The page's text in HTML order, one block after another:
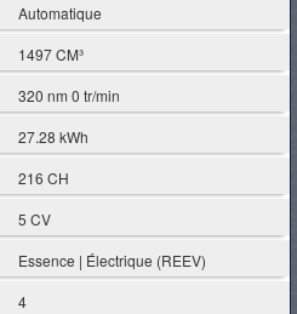
Automatique
1497 CM³
320 nm 0 tr/min
27.28 kWh
216 CH
5 CV
Essence | Électrique (REEV)
4